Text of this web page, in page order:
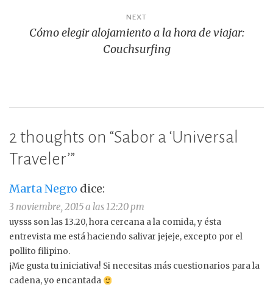
NEXT
Cómo elegir alojamiento a la hora de viajar:
Couchsurfing
2 thoughts on “Sabor a ‘Universal
Traveler’”
Marta Negro dice:
3 noviembre, 2015 a las 12:20 pm
uysss son las 13.20, hora cercana a la comida, y ésta
entrevista me está haciendo salivar jejeje, excepto por el
pollito filipino.
¡Me gusta tu iniciativa! Si necesitas más cuestionarios para la
cadena, yo encantada